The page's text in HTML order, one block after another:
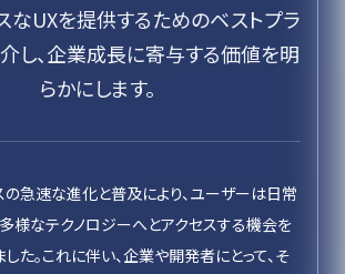
なUXを提供するためのベストプラ
し、企業成長に寄与する価値を明
らかにします。
の急速な進化と普及により、ユーザーは日常
様なテクノロジーへとアクセスする機会を
た。これに伴い、企業や開発者にとって、そ